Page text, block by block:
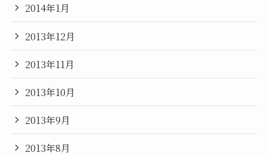
2014年1月
2013年12月
2013年11月
2013年10月
2013年9月
2013年8月